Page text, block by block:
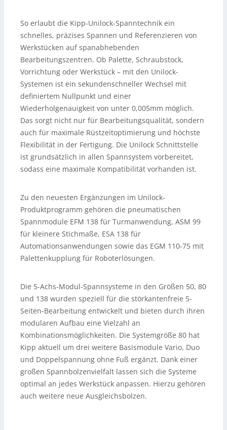
So erlaubt die Kipp-Unilock-Spanntechnik ein
schnelles, präzises Spannen und Referenzieren von
Werkstücken auf spanabhebenden
Bearbeitungszentren. Ob Palette, Schraubstock,
Vorrichtung oder Werkstück – mit den Unilock-
Systemen ist ein sekundenschneller Wechsel mit
definiertem Nullpunkt und einer
Wiederholgenauigkeit von unter 0,005mm möglich.
Das sorgt nicht nur für Bearbeitungsqualität, sondern
auch für maximale Rüstzeitoptimierung und höchste
Flexibilität in der Fertigung. Die Unilock Schnittstelle
ist grundsätzlich in allen Spannsystem vorbereitet,
sodass eine maximale Kompatibilität vorhanden ist.
Zu den neuesten Ergänzungen im Unilock-
Produktprogramm gehören die pneumatischen
Spannmodule EFM 138 für Turmanwendung, ASM 99
für kleinere Stichmaße, ESA 138 für
Automationsanwendungen sowie das EGM 110-75 mit
Palettenkupplung für Roboterlösungen.
Die 5-Achs-Modul-Spannsysteme in den Größen 50, 80
und 138 wurden speziell für die störkantenfreie 5-
Seiten-Bearbeitung entwickelt und bieten durch ihren
modularen Aufbau eine Vielzahl an
Kombinationsmöglichkeiten. Die Systemgröße 80 hat
Kipp aktuell um drei weitere Basismodule Vario, Duo
und Doppelspannung ohne Fuß ergänzt. Dank einer
großen Spannbolzenvielfalt lassen sich die Systeme
optimal an jedes Werkstück anpassen. Hierzu gehören
auch weitere neue Ausgleichsbolzen.